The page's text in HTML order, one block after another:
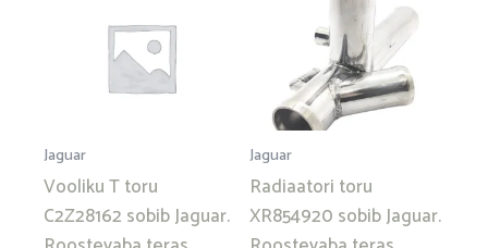
Jaguar
Vooliku T toru
C2Z28162 sobib Jaguar.
Jaguar
Radiaatori toru
XR854920 sobib Jaguar.